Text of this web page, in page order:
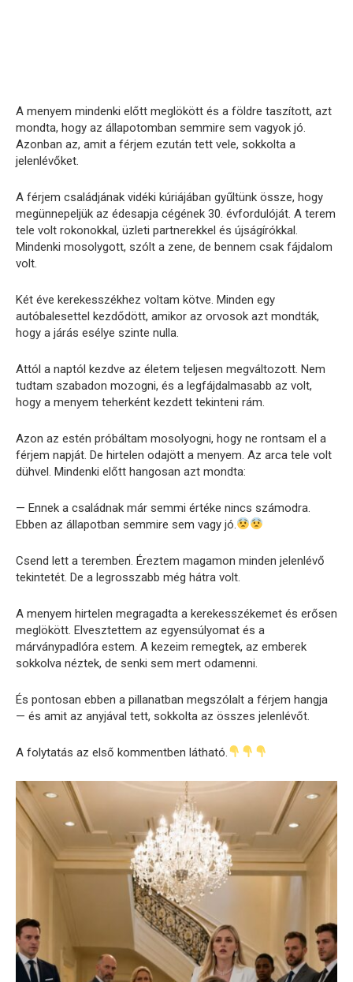
A menyem mindenki előtt meglökött és a földre taszított, azt
mondta, hogy az állapotomban semmire sem vagyok jó.
Azonban az, amit a férjem ezután tett vele, sokkolta a
jelenlévőket.
A férjem családjának vidéki kúriájában gyűltünk össze, hogy
megünnepeljük az édesapja cégének 30. évfordulóját. A terem
tele volt rokonokkal, üzleti partnerekkel és újságírókkal.
Mindenki mosolygott, szólt a zene, de bennem csak fájdalom
volt.
Két éve kerekesszékhez voltam kötve. Minden egy
autóbalesettel kezdődött, amikor az orvosok azt mondták,
hogy a járás esélye szinte nulla.
Attól a naptól kezdve az életem teljesen megváltozott. Nem
tudtam szabadon mozogni, és a legfájdalmasabb az volt,
hogy a menyem teherként kezdett tekinteni rám.
Azon az estén próbáltam mosolyogni, hogy ne rontsam el a
férjem napját. De hirtelen odajött a menyem. Az arca tele volt
dühvel. Mindenki előtt hangosan azt mondta:
— Ennek a családnak már semmi értéke nincs számodra.
Ebben az állapotban semmire sem vagy jó.
Csend lett a teremben. Éreztem magamon minden jelenlévő
tekintetét. De a legrosszabb még hátra volt.
A menyem hirtelen megragadta a kerekesszékemet és erősen
meglökött. Elvesztettem az egyensúlyomat és a
márványpadlóra estem. A kezeim remegtek, az emberek
sokkolva néztek, de senki sem mert odamenni.
És pontosan ebben a pillanatban megszólalt a férjem hangja
— és amit az anyjával tett, sokkolta az összes jelenlévőt.
A folytatás az első kommentben látható.